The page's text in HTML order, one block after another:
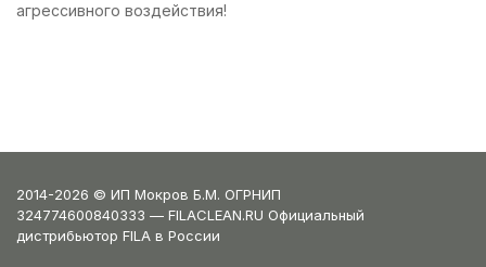
агрессивного воздействия!
2014-2026 © ИП Мокров Б.М. ОГРНИП
324774600840333 — FILACLEAN.RU Официальный
дистрибьютор FILA в России